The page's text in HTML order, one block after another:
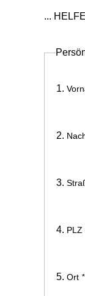
...
PLZ
Ort *